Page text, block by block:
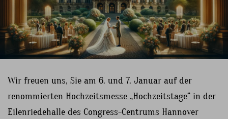
Wir freuen uns, Sie am 6. und 7. Januar auf der
renommierten Hochzeitsmesse „Hochzeitstage“ in der
Eilenriedehalle des Congress-Centrums Hannover